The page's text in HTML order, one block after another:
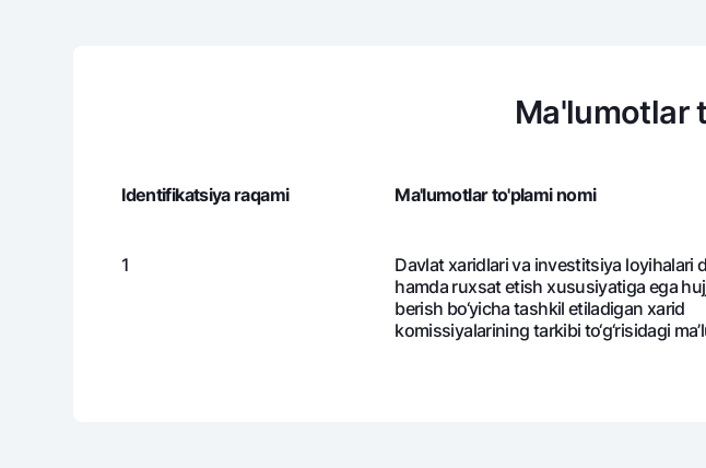
Ma'lumotlar
Identifikatsiya raqami Ma'lumotlar to'plami nomi
1
Davlat xaridlari va investitsiya loyihalari
hamda ruxsat etish xususiyatiga ega
berish bo‘yicha tashkil etiladigan xarid
komissiyalarining tarkibi to‘g‘risidagi